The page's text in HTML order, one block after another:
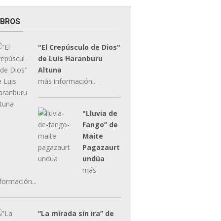
"El Crepúsculo de Dios"
de Luis Haranburu
Altuna
más información...
"Lluvia de
Fango” de
Maite
Pagazaurt
undúa
más
“La mirada sin ira” de